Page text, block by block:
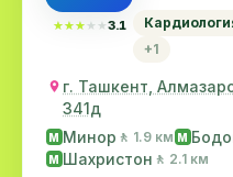
★★★★★
★★★★★3.1
+1
г. Ташкент,
341д
M Минор 🚶 1.9 км M
M Шахристон 🚶 2.1 км